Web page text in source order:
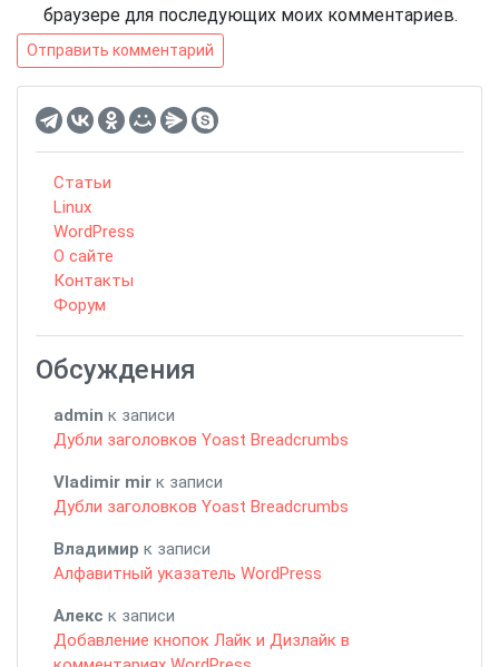
браузере для последующих моих комментариев.
Статьи
Linux
WordPress
О сайте
Контакты
Форум
Обсуждения
admin к записи
Дубли заголовков Yoast Breadcrumbs
Vladimir mir к записи
Дубли заголовков Yoast Breadcrumbs
Владимир к записи
Алфавитный указатель WordPress
Алекс к записи
Добавление кнопок Лайк и Дизлайк в